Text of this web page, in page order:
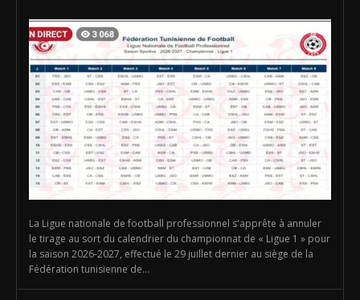
La Ligue nationale de football professionnel s'apprête à annuler
le tirage au sort du calendrier du championnat de « Ligue 1 » pour
la saison 2026-2027, effectué le 29 juillet dernier au siège de la
Fédération tunisienne de...